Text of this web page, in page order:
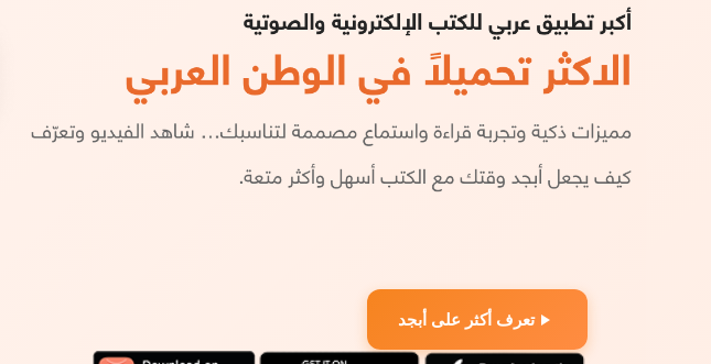
تعرف أكثر على أبجد